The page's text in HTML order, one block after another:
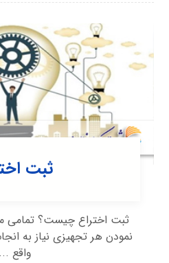
ثبت
ثبت اختراع چیست؟ تمامی
نمودن هر تجهیزی نیاز به
واقع ...